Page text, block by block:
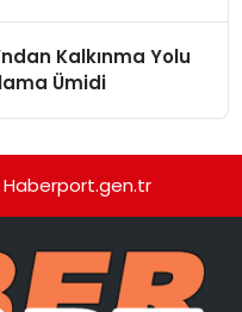
Kalkınma Yolu
Ümidi